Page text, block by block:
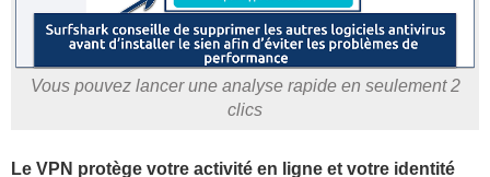
Vous pouvez lancer une analyse rapide en seulement 2
clics
Le VPN protège votre activité en ligne et votre identité